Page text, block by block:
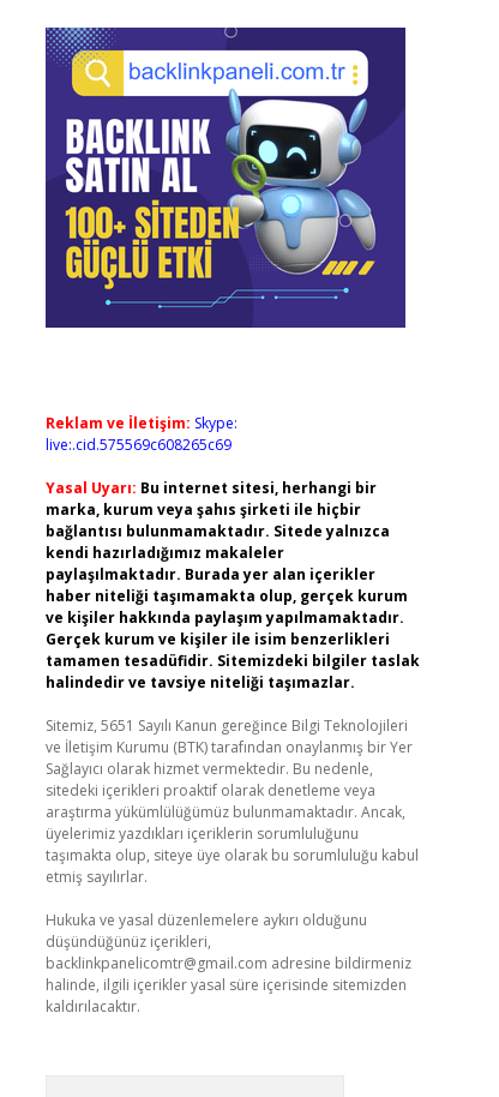
Reklam ve İletişim: Skype:
live:.cid.575569c608265c69
Yasal Uyarı: Bu internet sitesi, herhangi bir
marka, kurum veya şahıs şirketi ile hiçbir
bağlantısı bulunmamaktadır. Sitede yalnızca
kendi hazırladığımız makaleler
paylaşılmaktadır. Burada yer alan içerikler
haber niteliği taşımamakta olup, gerçek kurum
ve kişiler hakkında paylaşım yapılmamaktadır.
Gerçek kurum ve kişiler ile isim benzerlikleri
tamamen tesadüfidir. Sitemizdeki bilgiler taslak
halindedir ve tavsiye niteliği taşımazlar.
Sitemiz, 5651 Sayılı Kanun gereğince Bilgi Teknolojileri
ve İletişim Kurumu (BTK) tarafından onaylanmış bir Yer
Sağlayıcı olarak hizmet vermektedir. Bu nedenle,
sitedeki içerikleri proaktif olarak denetleme veya
araştırma yükümlülüğümüz bulunmamaktadır. Ancak,
üyelerimiz yazdıkları içeriklerin sorumluluğunu
taşımakta olup, siteye üye olarak bu sorumluluğu kabul
etmiş sayılırlar.
Hukuka ve yasal düzenlemelere aykırı olduğunu
düşündüğünüz içerikleri,
backlinkpanelicomtr@gmail.com adresine bildirmeniz
halinde, ilgili içerikler yasal süre içerisinde sitemizden
kaldırılacaktır.